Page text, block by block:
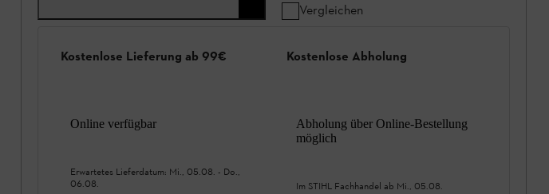
Vergleichen
Kostenlose Lieferung ab 99€
Online verfügbar
Erwartetes Lieferdatum: Mi., 05.08. - Do.,
06.08.
Kostenlose Abholung
Abholung über Online-Bestellung
möglich
Im STIHL Fachhandel ab Mi., 05.08.